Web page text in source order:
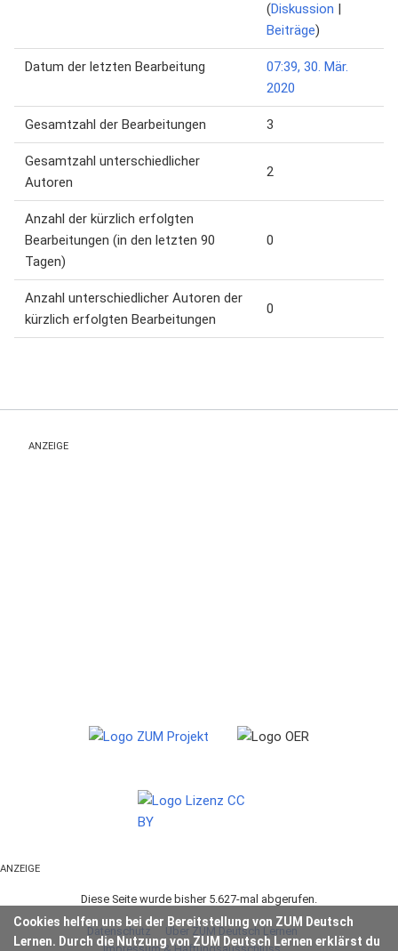
(Diskussion |
Beiträge)
Datum der letzten Bearbeitung
07:39, 30. Mär.
2020
Gesamtzahl der Bearbeitungen 3
Gesamtzahl unterschiedlicher
Autoren
2
Anzahl der kürzlich erfolgten
Bearbeitungen (in den letzten 90
Tagen)
0
Anzahl unterschiedlicher Autoren der
kürzlich erfolgten Bearbeitungen
0
Cookies helfen uns bei der Bereitstellung von ZUM Deutsch
Lernen. Durch die Nutzung von ZUM Deutsch Lernen erklärst du
ANZEIGE
ANZEIGE
Diese Seite wurde bisher 5.627-mal abgerufen.
Datenschutz
Über ZUM Deutsch Lernen